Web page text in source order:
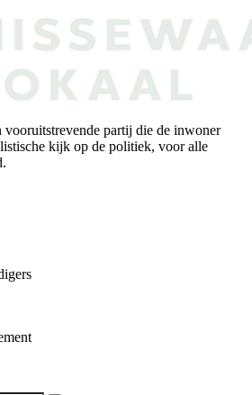
vooruitstrevende partij die de inwoner
kijk op de politiek, voor alle